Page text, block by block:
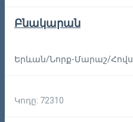
Բնակարան
Երևան/Նորք-Մարաշ/
Կոդը: 72310